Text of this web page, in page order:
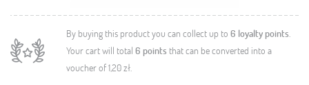
By buying this product you can collect up to 6 loyalty points.
Your cart will total 6 points that can be converted into a
voucher of1,20 zł.